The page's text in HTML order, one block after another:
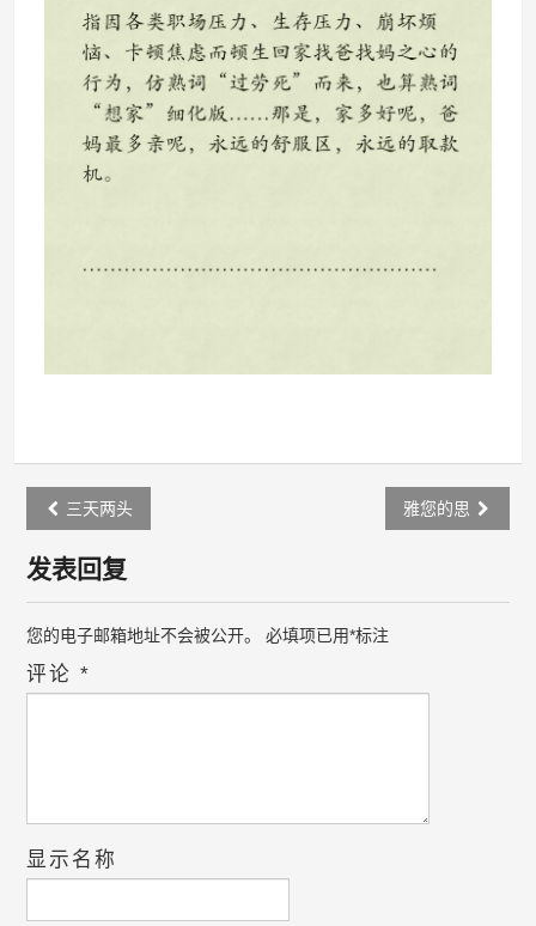
Post
navigation
三天两头 雅您的思
发表回复
您的电子邮箱地址不会被公开。 必填项已用*标注
评论*
显示名称